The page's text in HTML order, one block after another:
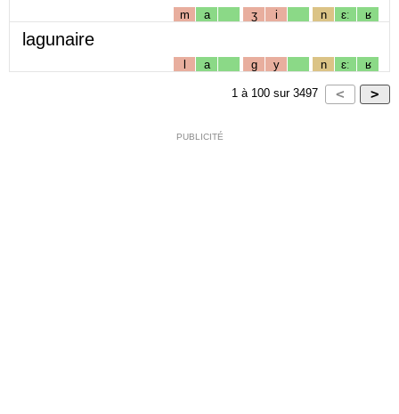
m a ʒ i n ɛː ʁ
lagunaire
l a g y n ɛː ʁ
1 à 100 sur 3497
PUBLICITÉ